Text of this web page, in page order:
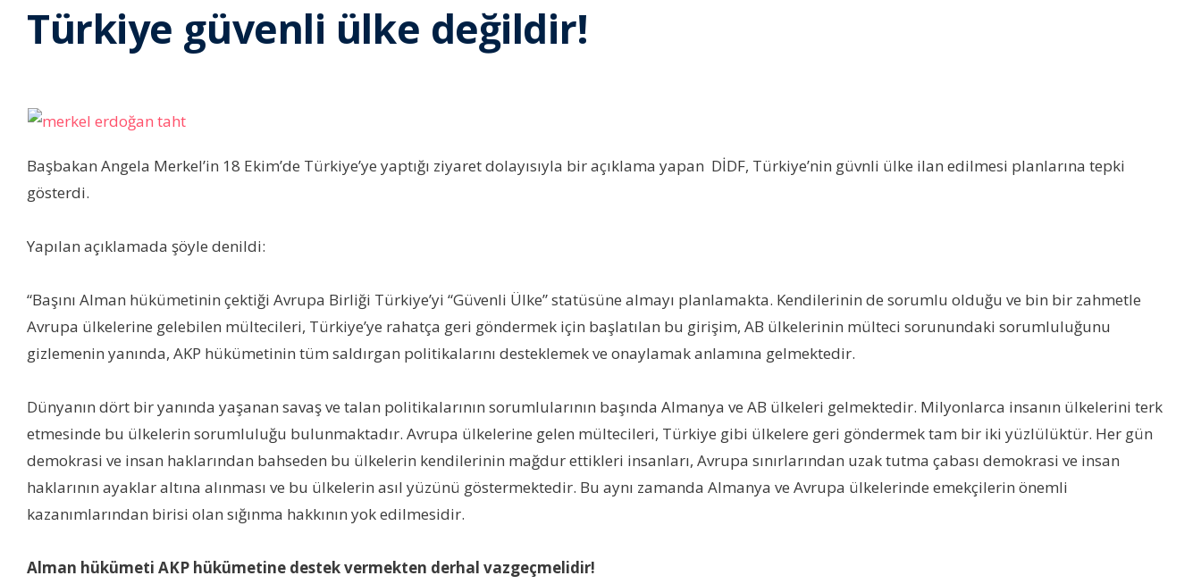
Türkiye güvenli ülke değildir!
Başbakan Angela Merkel’in 18 Ekim’de Türkiye’ye yaptığı ziyaret dolayısıyla bir açıklama yapan DİDF, Türkiye’nin güvnli ülke ilan edilmesi planlarına tepki
gösterdi.
Yapılan açıklamada şöyle denildi:
“Başını Alman hükümetinin çektiği Avrupa Birliği Türkiye’yi “Güvenli Ülke” statüsüne almayı planlamakta. Kendilerinin de sorumlu olduğu ve bin bir zahmetle
Avrupa ülkelerine gelebilen mültecileri, Türkiye’ye rahatça geri göndermek için başlatılan bu girişim, AB ülkelerinin mülteci sorunundaki sorumluluğunu
gizlemenin yanında, AKP hükümetinin tüm saldırgan politikalarını desteklemek ve onaylamak anlamına gelmektedir.
Dünyanın dört bir yanında yaşanan savaş ve talan politikalarının sorumlularının başında Almanya ve AB ülkeleri gelmektedir. Milyonlarca insanın ülkelerini terk
etmesinde bu ülkelerin sorumluluğu bulunmaktadır. Avrupa ülkelerine gelen mültecileri, Türkiye gibi ülkelere geri göndermek tam bir iki yüzlülüktür. Her gün
demokrasi ve insan haklarından bahseden bu ülkelerin kendilerinin mağdur ettikleri insanları, Avrupa sınırlarından uzak tutma çabası demokrasi ve insan
haklarının ayaklar altına alınması ve bu ülkelerin asıl yüzünü göstermektedir. Bu aynı zamanda Almanya ve Avrupa ülkelerinde emekçilerin önemli
kazanımlarından birisi olan sığınma hakkının yok edilmesidir.
Alman hükümeti AKP hükümetine destek vermekten derhal vazgeçmelidir!